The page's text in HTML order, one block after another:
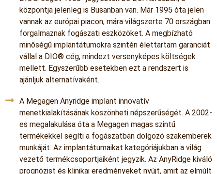
központja jelenleg is Busanban van. Már 1995 óta jelen
vannak az európai piacon, mára világszerte 70 országban
forgalmaznak fogászati eszközöket. A megbízható
minőségű implantátumokra szintén élettartam garanciát
vállal a DIO® cég, mindezt versenyképes költségek
mellett. Egyszerűbb esetekben ezt a rendszert is
ajánljuk alternatívaként.
A Megagen Anyridge implant innovatív
menetkialakításának köszönheti népszerűségét. A 2002-
es megalakulása óta a Megagen magas szintű
termékekkel segíti a fogászatban dolgozó szakemberek
munkáját. Az implantátumaikat kategóriájukban a világ
vezető termékcsoportjaiként jegyzik. Az AnyRidge kiváló
prognózist és klinikai eredményeket nyújt, amit az elmúlt